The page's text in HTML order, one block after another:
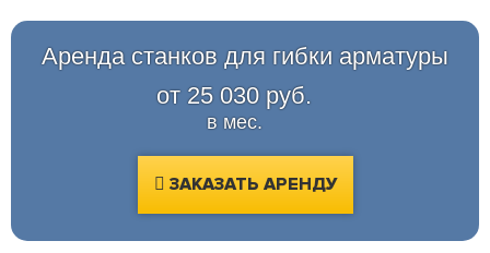
Аренда станков для гибки арматуры
от 25 030 руб.
в мес.
ЗАКАЗАТЬ АРЕНДУ